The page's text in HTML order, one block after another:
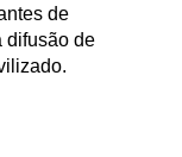
de
difusão de